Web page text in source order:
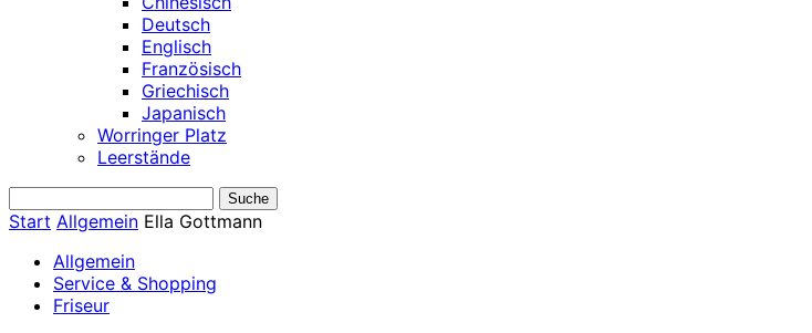
Deutsch
Englisch
Französisch
Griechisch
Japanisch
Worringer Platz
Leerstände
Start Allgemein Ella Gottmann
Allgemein
Service & Shopping
Friseur